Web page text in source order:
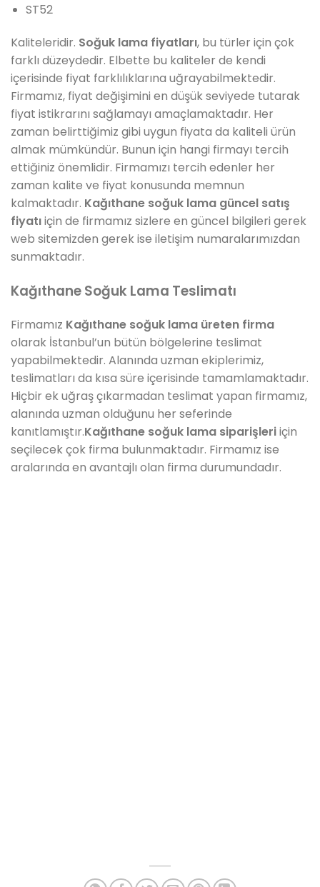
ST52
Kaliteleridir. Soğuk lama fiyatları, bu türler için çok
farklı düzeydedir. Elbette bu kaliteler de kendi
içerisinde fiyat farklılıklarına uğrayabilmektedir.
Firmamız, fiyat değişimini en düşük seviyede tutarak
fiyat istikrarını sağlamayı amaçlamaktadır. Her
zaman belirttiğimiz gibi uygun fiyata da kaliteli ürün
almak mümkündür. Bunun için hangi firmayı tercih
ettiğiniz önemlidir. Firmamızı tercih edenler her
zaman kalite ve fiyat konusunda memnun
kalmaktadır. Kağıthane soğuk lama güncel satış
fiyatıiçin de firmamız sizlere en güncel bilgileri gerek
web sitemizden gerek ise iletişim numaralarımızdan
sunmaktadır.
Kağıthane Soğuk Lama Teslimatı
Firmamız Kağıthane soğuk lama üreten firma
olarak İstanbul’un bütün bölgelerine teslimat
yapabilmektedir. Alanında uzman ekiplerimiz,
teslimatları da kısa süre içerisinde tamamlamaktadır.
Hiçbir ek uğraş çıkarmadan teslimat yapan firmamız,
alanında uzman olduğunu her seferinde
kanıtlamıştır.Kağıthane soğuk lama siparişleriiçin
seçilecek çok firma bulunmaktadır. Firmamız ise
aralarında en avantajlı olan firma durumundadır.